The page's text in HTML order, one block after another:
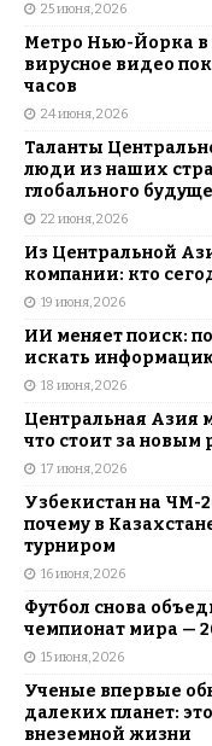
25 июня, 2026
Метро Нью-Йорка в
вирусное видео
часов
24 июня, 2026
Таланты
люди из наших
глобального
22 июня, 2026
Из Центральной
компании: кто
19 июня, 2026
ИИ меняет поиск:
искать
18 июня, 2026
Центральная Азия
что стоит за новым
17 июня, 2026
Узбекистан на ЧМ-
почему в
турниром
16 июня, 2026
Футбол снова
чемпионат мира —
15 июня, 2026
Ученые впервые
далеких планет:
внеземной жизни